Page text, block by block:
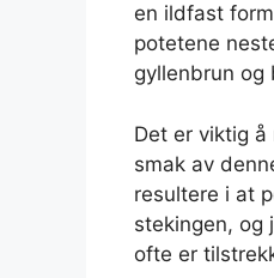
en ildfast
potetene
gyllenbrun og
Det er viktig
smak av
resultere i at
stekingen, og
ofte er